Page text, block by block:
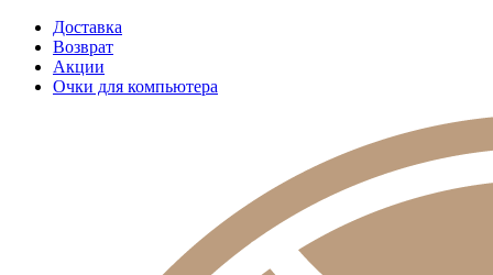
Доставка
Возврат
Акции
Очки для компьютера